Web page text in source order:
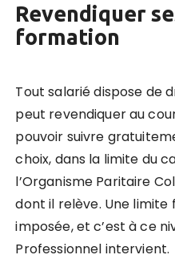
Revendiquer
formation
Tout salarié dispose de
peut revendiquer au
pouvoir suivre
choix, dans la limite du
l’Organisme Paritaire
dont il relève. Une
imposée, et c’est à ce
Professionnel intervient.